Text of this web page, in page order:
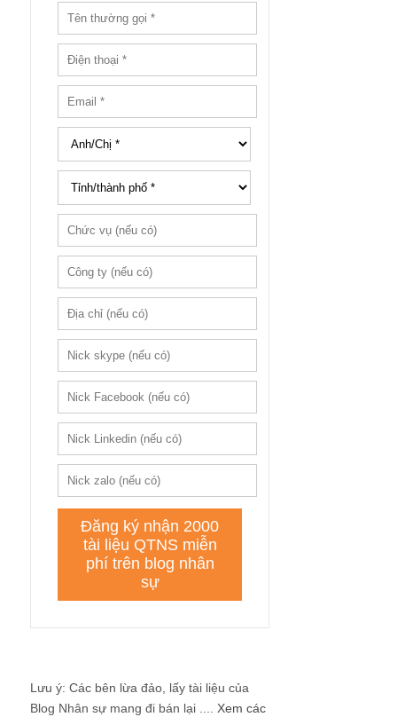
Lưu ý: Các bên lừa đảo, lấy tài liệu của
Blog Nhân sự mang đi bán lại .... Xem các